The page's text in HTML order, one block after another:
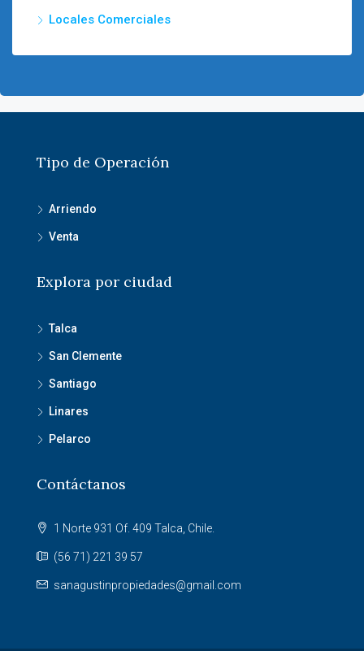
Locales Comerciales
Tipo de Operación
Arriendo
Venta
Explora por ciudad
Talca
San Clemente
Santiago
Linares
Pelarco
Contáctanos
1 Norte 931 Of. 409 Talca, Chile.
(56 71) 221 39 57
sanagustinpropiedades@gmail.com